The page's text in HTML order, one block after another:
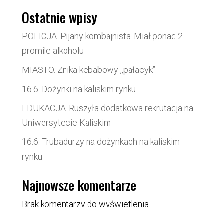
Ostatnie wpisy
POLICJA. Pijany kombajnista. Miał ponad 2
promile alkoholu
MIASTO. Znika kebabowy ,,pałacyk”
16.6. Dożynki na kaliskim rynku
EDUKACJA. Ruszyła dodatkowa rekrutacja na
Uniwersytecie Kaliskim
16.6. Trubadurzy na dożynkach na kaliskim
rynku
Najnowsze komentarze
Brak komentarzy do wyświetlenia.